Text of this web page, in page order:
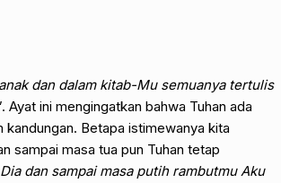
dan dalam kitab-Mu semuanya tertulis
Ayat ini mengingatkan bahwa Tuhan ada
kandungan. Betapa istimewanya kita
sampai masa tua pun Tuhan tetap
dan sampai masa putih rambutmu Aku